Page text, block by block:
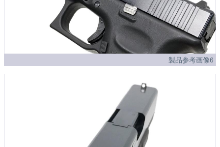
製品参考画像6